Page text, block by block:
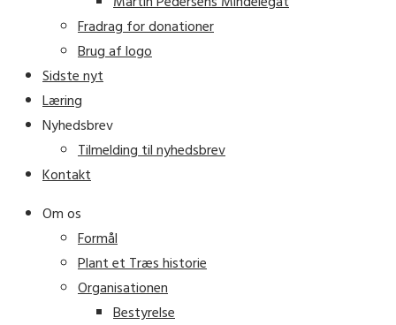
Fradrag for donationer
Brug af logo
Sidste nyt
Læring
Nyhedsbrev
Tilmelding til nyhedsbrev
Kontakt
Om os
Formål
Plant et Træs historie
Organisationen
Bestyrelse